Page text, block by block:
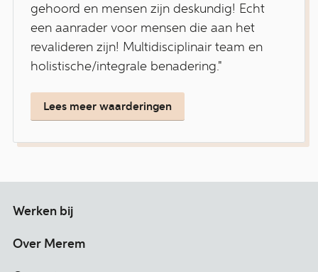
gehoord en mensen zijn deskundig! Echt
een aanrader voor mensen die aan het
revalideren zijn! Multidisciplinair team en
holistische/integrale benadering."
Lees meer waarderingen
Werken bij
Over Merem